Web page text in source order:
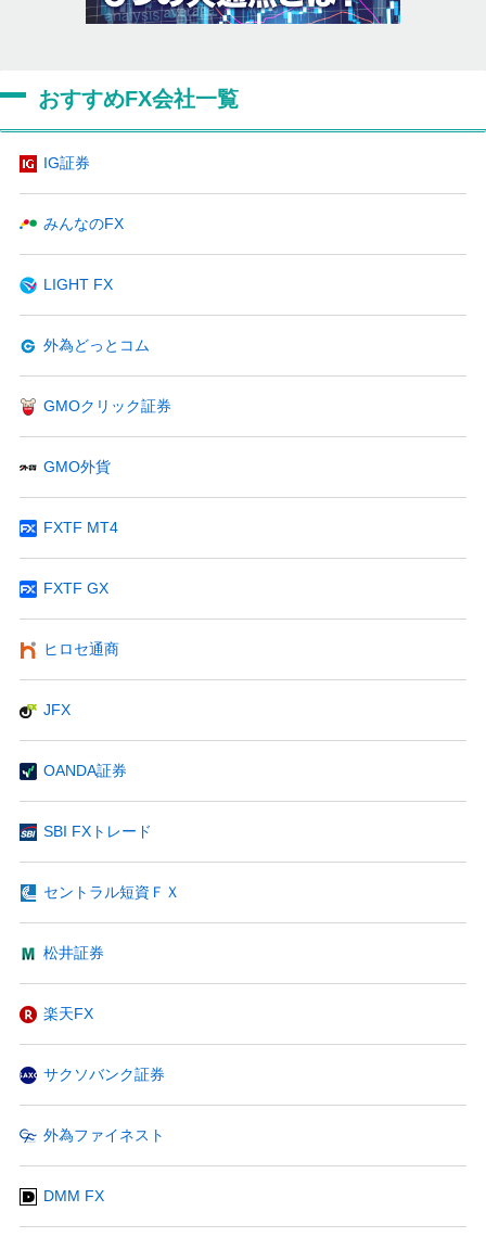
おすすめFX会社一覧
IG証券
みんなのFX
LIGHT FX
外為どっとコム
GMOクリック証券
GMO外貨
FXTF MT4
FXTF GX
ヒロセ通商
JFX
OANDA証券
SBI FXトレード
セントラル短資ＦＸ
松井証券
楽天FX
サクソバンク証券
外為ファイネスト
DMM FX